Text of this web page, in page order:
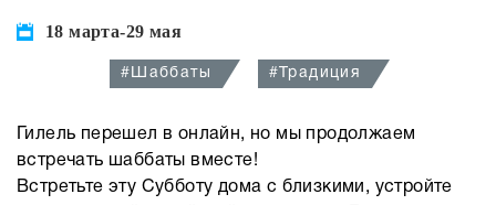
18 марта-29 мая
#Шаббаты #Традиция
Гилель перешел в онлайн, но мы продолжаем
встречать шаббаты вместе!
Встретьте эту Субботу дома с близкими, устройте